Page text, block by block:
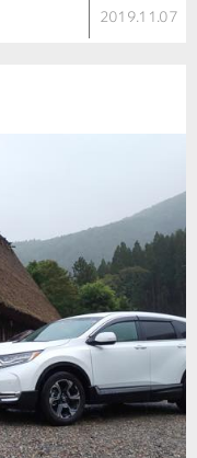
2019.11.07